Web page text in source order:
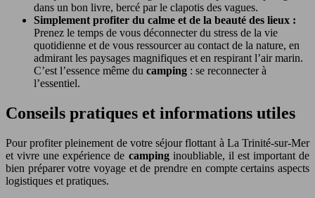
dans un bon livre, bercé par le clapotis des vagues.
Simplement profiter du calme et de la beauté des lieux :
Prenez le temps de vous déconnecter du stress de la vie
quotidienne et de vous ressourcer au contact de la nature, en
admirant les paysages magnifiques et en respirant l’air marin.
C’est l’essence même du camping : se reconnecter à
l’essentiel.
Conseils pratiques et informations utiles
Pour profiter pleinement de votre séjour flottant à La Trinité-sur-Mer
et vivre une expérience de camping inoubliable, il est important de
bien préparer votre voyage et de prendre en compte certains aspects
logistiques et pratiques.